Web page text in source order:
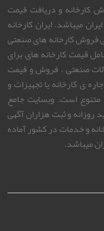
کارخانه و دریافت قیمت
میباشد. ایران کارخانه
فروش کارخانه های صنعتی
قیمت کارخانه های برای
صنعتی ، فروش و قیمت
ی کارخانه یا تجهیزات و
است. وبسایت جامع
با بیش از ۳۰۰۰ بازدید روزانه و ثبت هزاران آگهی
و خدمات در کشور آماده
میباشد.